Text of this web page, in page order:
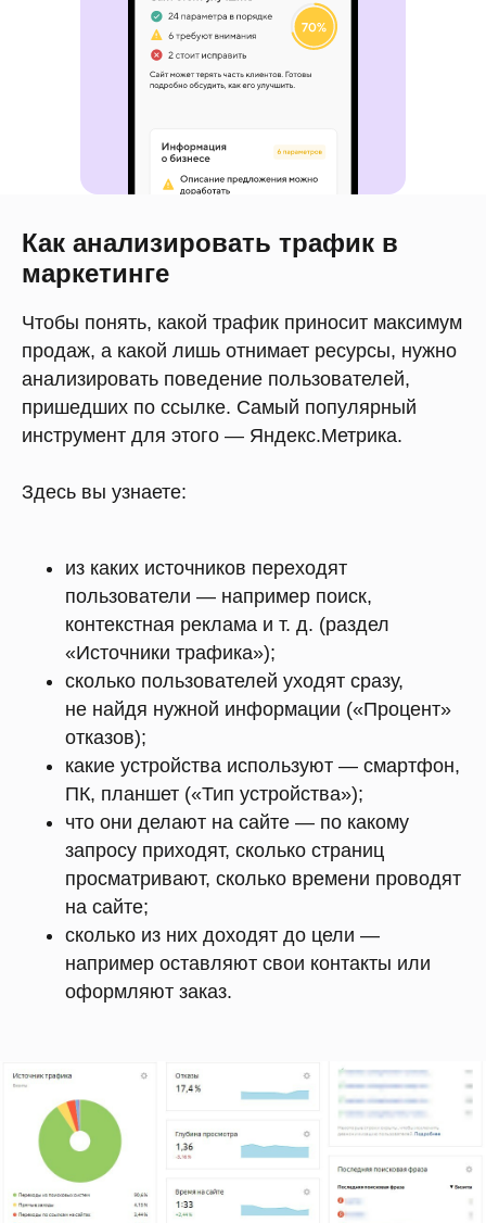
Как анализировать трафик в
маркетинге
Чтобы понять, какой трафик приносит максимум
продаж, а какой лишь отнимает ресурсы, нужно
анализировать поведение пользователей,
пришедших по ссылке. Самый популярный
инструмент для этого — Яндекс.Метрика.
Здесь вы узнаете:
из каких источников переходят
пользователи — например поиск,
контекстная реклама и т. д. (раздел
«Источники трафика»);
сколько пользователей уходят сразу,
не найдя нужной информации («Процент»
отказов);
какие устройства используют — смартфон,
ПК, планшет («Тип устройства»);
что они делают на сайте — по какому
запросу приходят, сколько страниц
просматривают, сколько времени проводят
на сайте;
сколько из них доходят до цели —
например оставляют свои контакты или
оформляют заказ.